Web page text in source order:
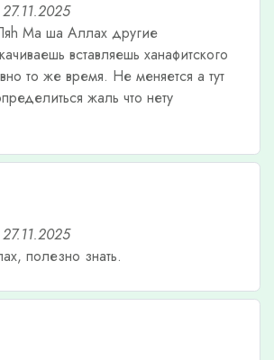
27.11.2025
Ма ша Аллах другие
вставляешь ханафитского
то же время. Не меняется а тут
жаль что нету
27.11.2025
полезно знать.